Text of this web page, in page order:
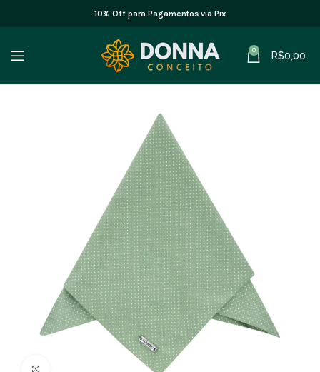
10% Off para Pagamentos via Pix
0 R$0,00